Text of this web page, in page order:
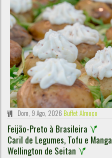
Dom, 9 Ago, 2026 Buffet Almoço
Feijão-Preto à Brasileira
Caril de Legumes, Tofu e Manga
Wellington de Seitan